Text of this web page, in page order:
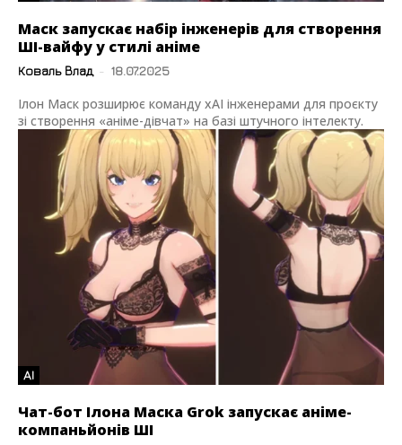
Маск запускає набір інженерів для створення
ШІ-вайфу у стилі аніме
Коваль Влад - 18.07.2025
Ілон Маск розширює команду xAI інженерами для проєкту
зі створення «аніме-дівчат» на базі штучного інтелекту.
AI
Чат-бот Ілона Маска Grok запускає аніме-
компаньйонів ШІ